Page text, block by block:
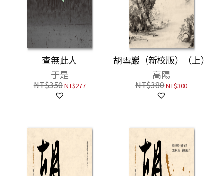
查無此人
于是
NT$350NT$277
胡雪巖（新校版）（上）
高陽
NT$380NT$300